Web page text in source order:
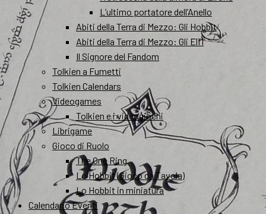
L’ultimo portatore dell’Anello
Abiti della Terra di Mezzo: Gli Hobbit
Abiti della Terra di Mezzo: Gli Elfi
Il Signore del Fandom
Tolkien a Fumetti
Tolkien Calendars
Videogames
Tolkien e i videogiochi
Librigame
Gioco di Ruolo
The One Ring
Lo Hobbit (Gioco da Tavola)
Lo Hobbit in miniatura
Calendario Eventi